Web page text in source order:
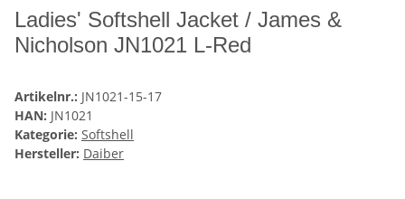
Ladies' Softshell Jacket / James &
Nicholson JN1021 L-Red
Artikelnr.: JN1021-15-17
HAN: JN1021
Kategorie: Softshell
Hersteller: Daiber